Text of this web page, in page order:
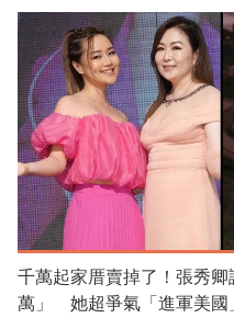
千萬起家厝賣掉了！張秀
萬」 她超爭氣「進軍美國